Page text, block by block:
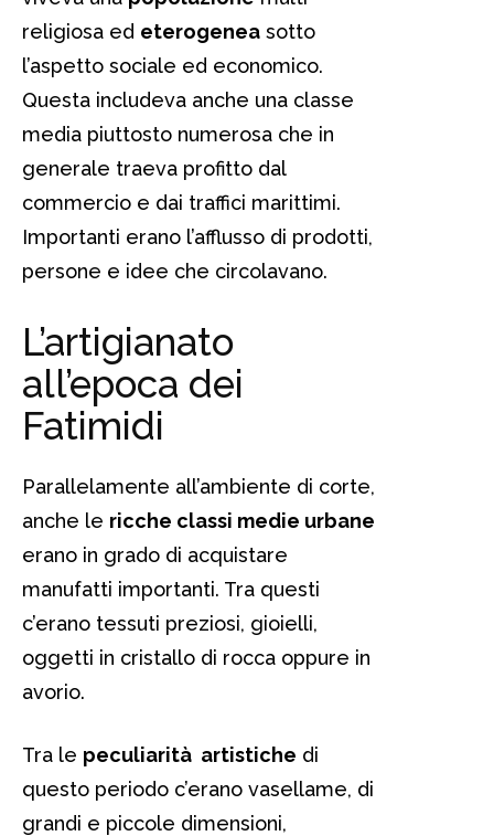
religiosa ed eterogenea sotto
l’aspetto sociale ed economico.
Questa includeva anche una classe
media piuttosto numerosa che in
generale traeva profitto dal
commercio e dai traffici marittimi.
Importanti erano l’afflusso di prodotti,
persone e idee che circolavano.
L’artigianato
all’epoca dei
Fatimidi
Parallelamente all’ambiente di corte,
anche le ricche classi medie urbane
erano in grado di acquistare
manufatti importanti. Tra questi
c’erano tessuti preziosi, gioielli,
oggetti in cristallo di rocca oppure in
avorio.
Tra le peculiarità artistiche di
questo periodo c’erano vasellame, di
grandi e piccole dimensioni,